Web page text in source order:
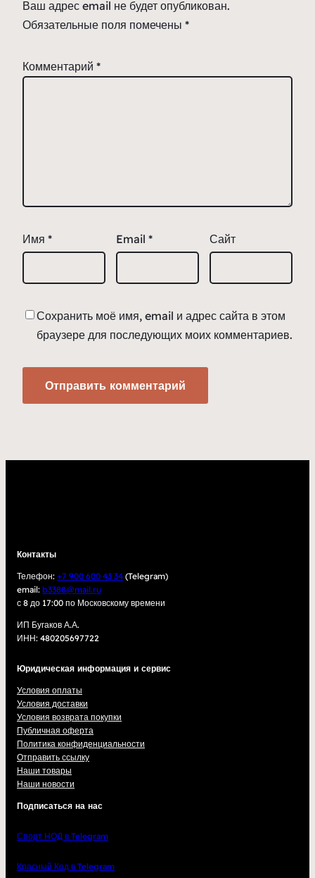
Ваш адрес email не будет опубликован.
Обязательные поля помечены *
Комментарий *
Имя * Email * Сайт
Сохранить моё имя, email и адрес сайта в этом
браузере для последующих моих комментариев.
Контакты
Телефон: +7 900 600 43 34 (Telegram)
email: b3388@mail.ru
с 8 до 17:00 по Московскому времени
ИП Бугаков А.А.
ИНН: 480205697722
Юридическая информация и сервис
Условия оплаты
Условия доставки
Условия возврата покупки
Публичная оферта
Политика конфиденциальности
Отправить ссылку
Наши товары
Наши новости
Подписаться на нас
Спорт НОД в Telegram
Красный Код в Telegram